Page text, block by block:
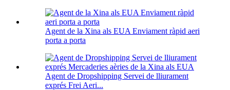
Agent de la Xina als EUA Enviament ràpid aeri
porta a porta
Agent de Dropshipping Servei de lliurament
exprés Frei Aeri...